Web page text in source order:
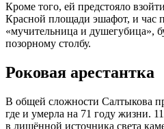
Кроме того, ей предстояло
Красной площади эшафот, и час
«мучительница и душегубица»,
позорному столбу.
Роковая арестантка
В общей сложности Салтыкова
где и умерла на 71 году жизни.
в лишённой источника света